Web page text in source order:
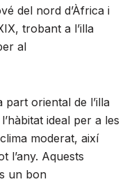
del nord d’Àfrica i
trobant a l’illa
al
part oriental de l’illa
ideal per a les
moderat, així
l’any. Aquests
un bon